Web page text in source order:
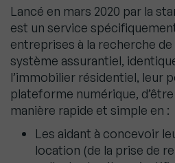
Lancé en mars 2020 par la
est un service
entreprises à la recherche
système assurantiel,
l’immobilier résidentiel, leur
plateforme numérique,
manière rapide et simple en :
Les aidant à concevoir
location (de la prise de